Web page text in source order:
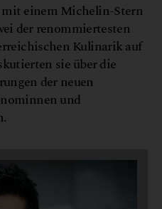
mit einem Michelin-Stern
der renommiertesten
Kulinarik auf
sie über die
der neuen
und